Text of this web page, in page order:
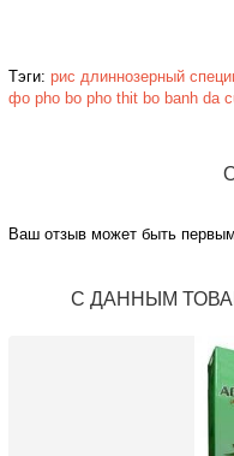
Тэги: рис длиннозерный
фо pho bo pho thit bo banh da
Ваш отзыв может быть первым.
С ДАННЫМ